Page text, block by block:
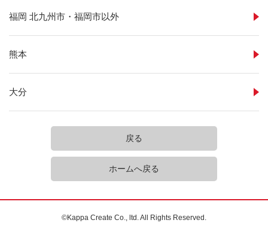
福岡 北九州市・福岡市以外
熊本
大分
戻る
ホームへ戻る
©Kappa Create Co., ltd. All Rights Reserved.